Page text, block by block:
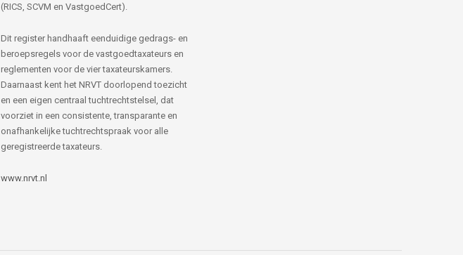
(RICS, SCVM en VastgoedCert).
Dit register handhaaft eenduidige gedrags- en
beroepsregels voor de vastgoedtaxateurs en
reglementen voor de vier taxateurskamers.
Daarnaast kent het NRVT doorlopend toezicht
en een eigen centraal tuchtrechtstelsel, dat
voorziet in een consistente, transparante en
onafhankelijke tuchtrechtspraak voor alle
geregistreerde taxateurs.
www.nrvt.nl